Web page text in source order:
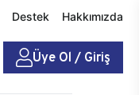
Destek Hakkımızda
Üye Ol / Giriş